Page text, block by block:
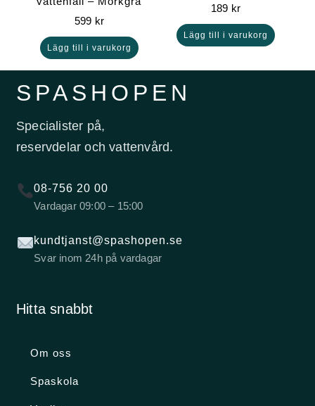
599 kr
Lägg till i varukorg
189 kr
Lägg till i varukorg
SPASHOPEN
Specialister på,
reservdelar och vattenvård.
08-756 20 00
Vardagar 09:00 – 15:00
kundtjanst@spashopen.se
Svar inom 24h på vardagar
Hitta snabbt
Om oss
Spaskola